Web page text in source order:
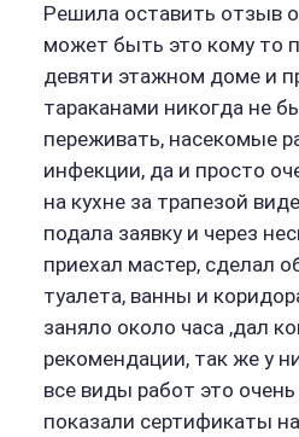
Решила оставить отзыв
может быть это кому то
девяти этажном доме и
тараканами никогда не
переживать, насекомые
инфекции, да и просто
на кухне за трапезой
подала заявку и через
приехал мастер, сделал
туалета, ванны и
заняло около часа ,дал
рекомендации, так же у
все виды работ это
показали сертификаты